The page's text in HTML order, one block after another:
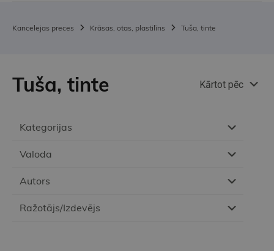
Kancelejas preces Krāsas, otas, plastilīns Tuša, tinte
Kategorijas
Valoda
Autors
Ražotājs/Izdevējs
Tuša, tinte Kārtot pēc